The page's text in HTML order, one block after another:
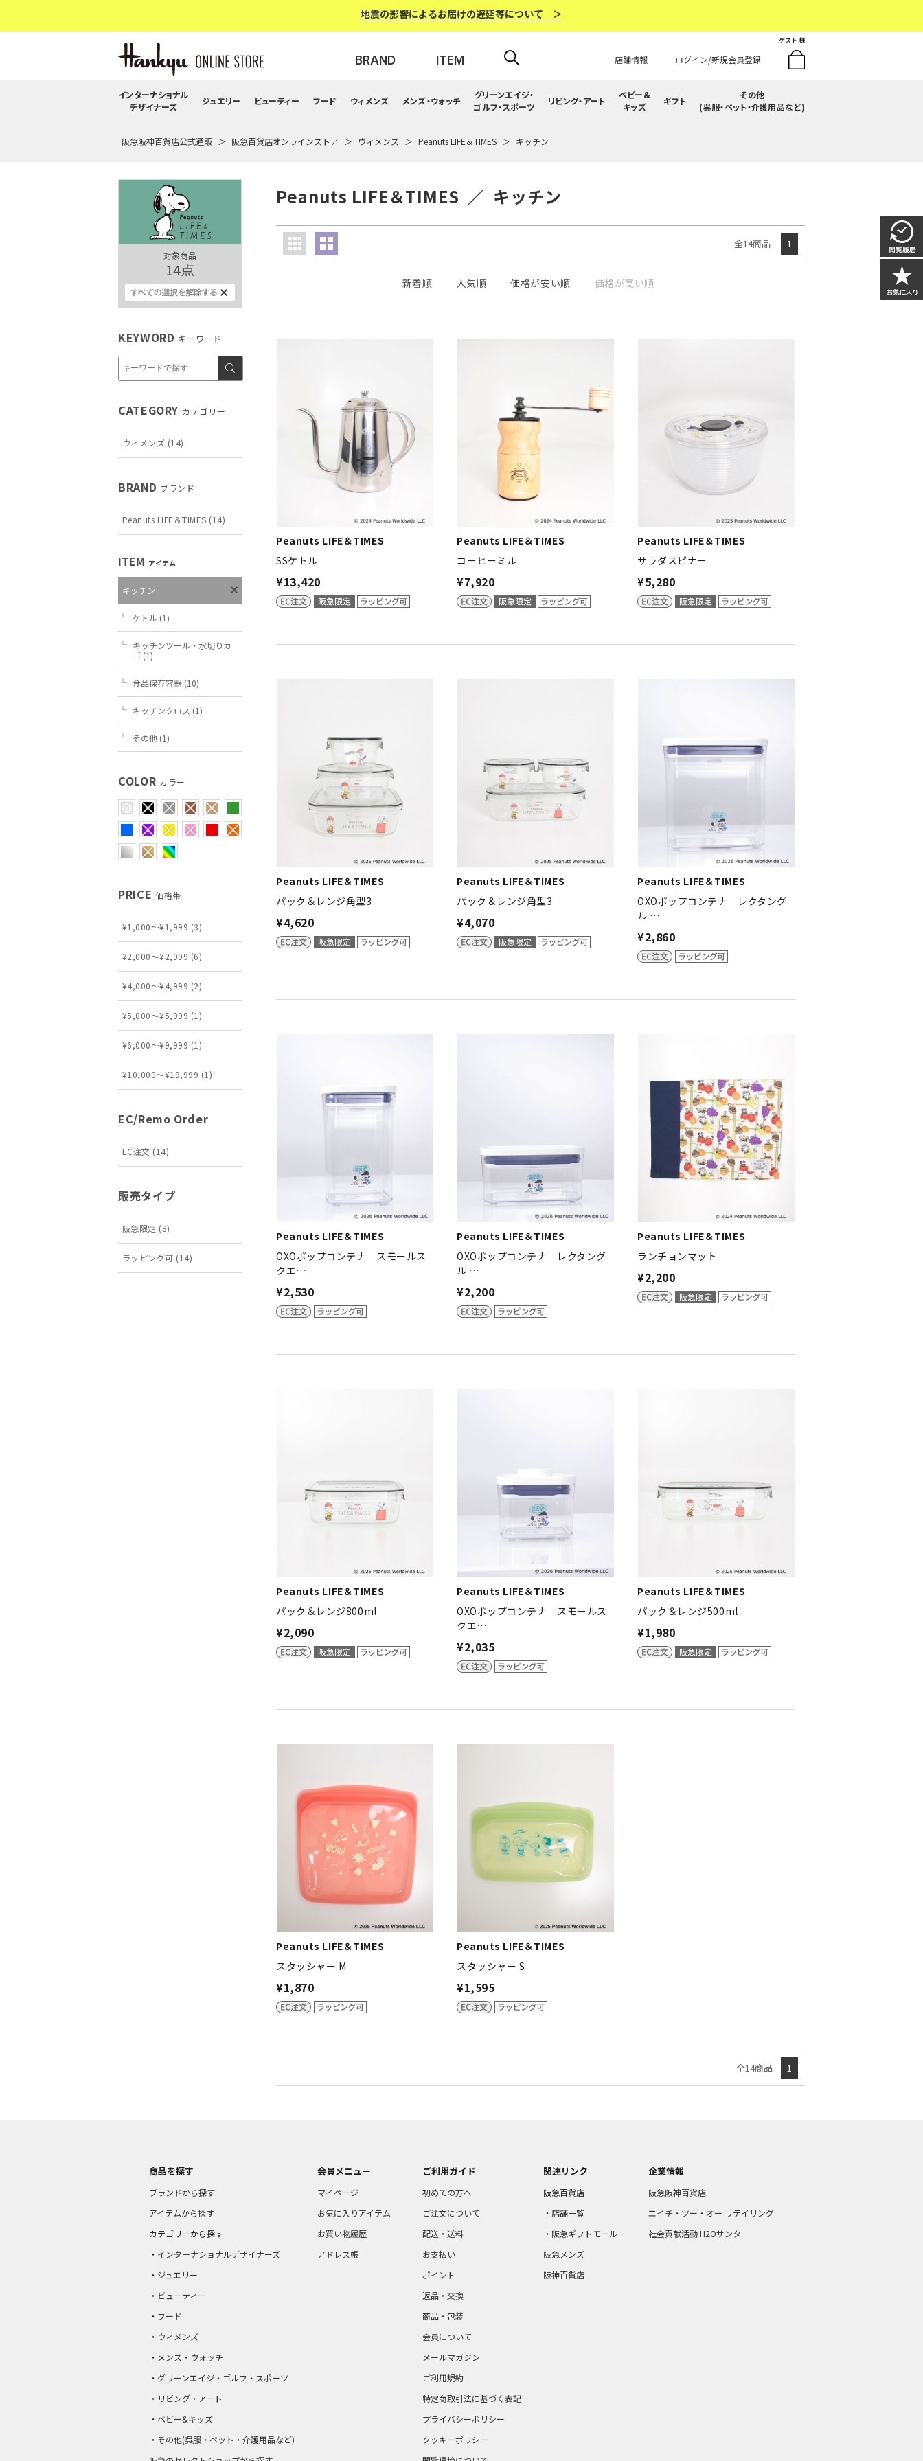
地震の影響によるお届けの遅延等について ＞
ゲスト 様
BRAND ITEM 店舗情報 ログイン/新規会員登録
インターナショナル
デザイナーズ
ジュエリー ビューティー フード ウィメンズ メンズ・ウォッチ
グリーンエイジ・
ゴルフ・スポーツ
リビング・アート
ベビー&
キッズ
ギフト
その他
(呉服・ペット・介護用品など)
阪急阪神百貨店公式通販 阪急百貨店オンラインストア ウィメンズ Peanuts LIFE＆TIMES キッチン
対象商品
14点
KEYWORD キーワード
CATEGORY カテゴリー
ウィメンズ (14)
BRAND ブランド
Peanuts LIFE＆TIMES (14)
ITEM アイテム
キッチン
ケトル (1)
キッチンツール・水切りカ
ゴ (1)
食品保存容器 (10)
キッチンクロス (1)
その他 (1)
COLOR カラー
PRICE 価格帯
¥1,000～¥1,999 (3)
¥2,000～¥2,999 (6)
¥4,000～¥4,999 (2)
¥5,000～¥5,999 (1)
¥6,000～¥9,999 (1)
¥10,000～¥19,999 (1)
EC/Remo Order
EC注文 (14)
販売タイプ
阪急限定 (8)
ラッピング可 (14)
Peanuts LIFE＆TIMES ／ キッチン
全14商品 1
新着順 人気順 価格が安い順 価格が高い順
Peanuts LIFE＆TIMES
SSケトル
¥13,420
Peanuts LIFE＆TIMES
コーヒーミル
¥7,920
Peanuts LIFE＆TIMES
サラダスピナー
¥5,280
Peanuts LIFE＆TIMES
パック＆レンジ角型3
¥4,620
Peanuts LIFE＆TIMES
パック＆レンジ角型3
¥4,070
Peanuts LIFE＆TIMES
OXOポップコンテナ レクタング
ル …
¥2,860
Peanuts LIFE＆TIMES
OXOポップコンテナ スモールス
クエ…
¥2,530
Peanuts LIFE＆TIMES
OXOポップコンテナ レクタング
ル …
¥2,200
Peanuts LIFE＆TIMES
ランチョンマット
¥2,200
Peanuts LIFE＆TIMES
パック＆レンジ800ml
¥2,090
Peanuts LIFE＆TIMES
OXOポップコンテナ スモールス
クエ…
¥2,035
Peanuts LIFE＆TIMES
パック＆レンジ500ml
¥1,980
Peanuts LIFE＆TIMES
スタッシャー M
¥1,870
Peanuts LIFE＆TIMES
スタッシャー S
¥1,595
全14商品 1
商品を探す
ブランドから探す
アイテムから探す
カテゴリーから探す
インターナショナルデザイナーズ
ジュエリー
ビューティー
フード
ウィメンズ
メンズ・ウォッチ
グリーンエイジ・ゴルフ・スポーツ
リビング・アート
ベビー&キッズ
その他(呉服・ペット・介護用品など)
会員メニュー
マイページ
お気に入りアイテム
お買い物履歴
アドレス帳
ご利用ガイド
初めての方へ
ご注文について
配送・送料
お支払い
ポイント
返品・交換
商品・包装
会員について
メールマガジン
ご利用規約
特定商取引法に基づく表記
プライバシーポリシー
クッキーポリシー
関連リンク
阪急百貨店
店舗一覧
阪急ギフトモール
阪急メンズ
阪神百貨店
企業情報
阪急阪神百貨店
エイチ・ツー・オー リテイリング
社会貢献活動 H2Oサンタ